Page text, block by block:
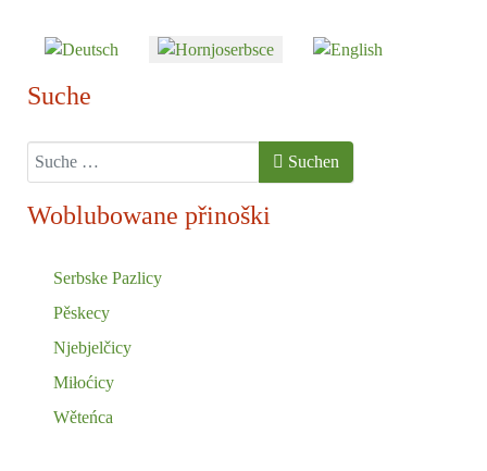
Sprache auswählen
Suche
Suchen Suchen
Woblubowane přinoški
Serbske Pazlicy
Pěskecy
Njebjelčicy
Miłoćicy
Wěteńca